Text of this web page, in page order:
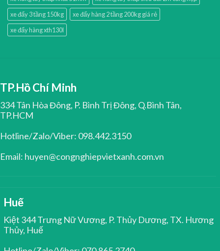
xe đẩy 3 tầng 150kg
xe đẩy hàng 2 tầng 200kg giá rẻ
xe đẩy hàng xth130l
TP.Hồ Chí Minh
334 Tân Hòa Đông, P. Bình Trị Đông, Q.Bình Tân,
TP.HCM
Hotline/Zalo/Viber: 098.442.3150
Email: huyen@congnghiepvietxanh.com.vn
Huế
Kiệt 344 Trưng Nữ Vương, P. Thủy Dương, TX. Hương
Thủy, Huế